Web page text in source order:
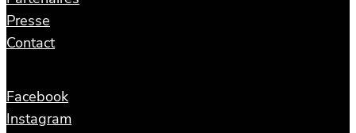
Presse
Contact
Facebook
Instagram